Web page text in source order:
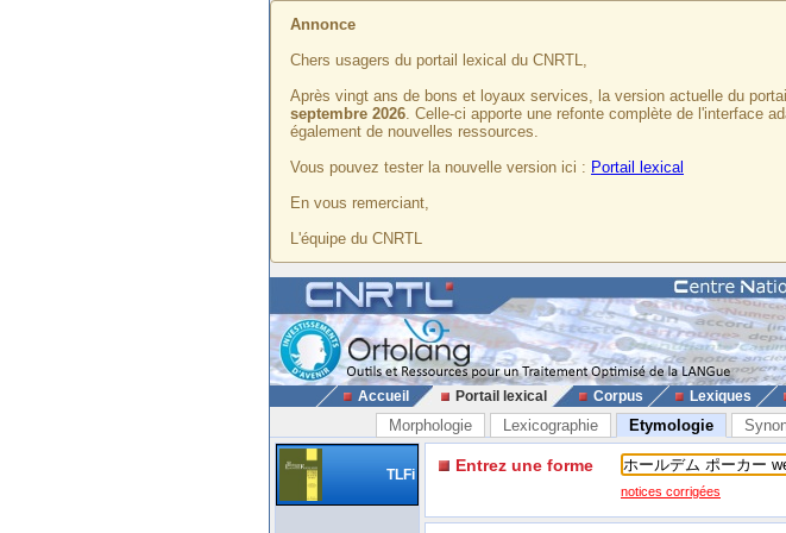
Annonce
Chers usagers du portail lexical du CNRTL,
Après vingt ans de bons et loyaux services, la version actuelle du
septembre 2026. Celle-ci apporte une refonte complète de l'interface
également de nouvelles ressources.
Vous pouvez tester la nouvelle version ici : Portail lexical
En vous remerciant,
L'équipe du CNRTL
Accueil Portail lexical Corpus Lexiques
Morphologie Lexicographie Etymologie
TLFi Entrez une forme
notices corrigées